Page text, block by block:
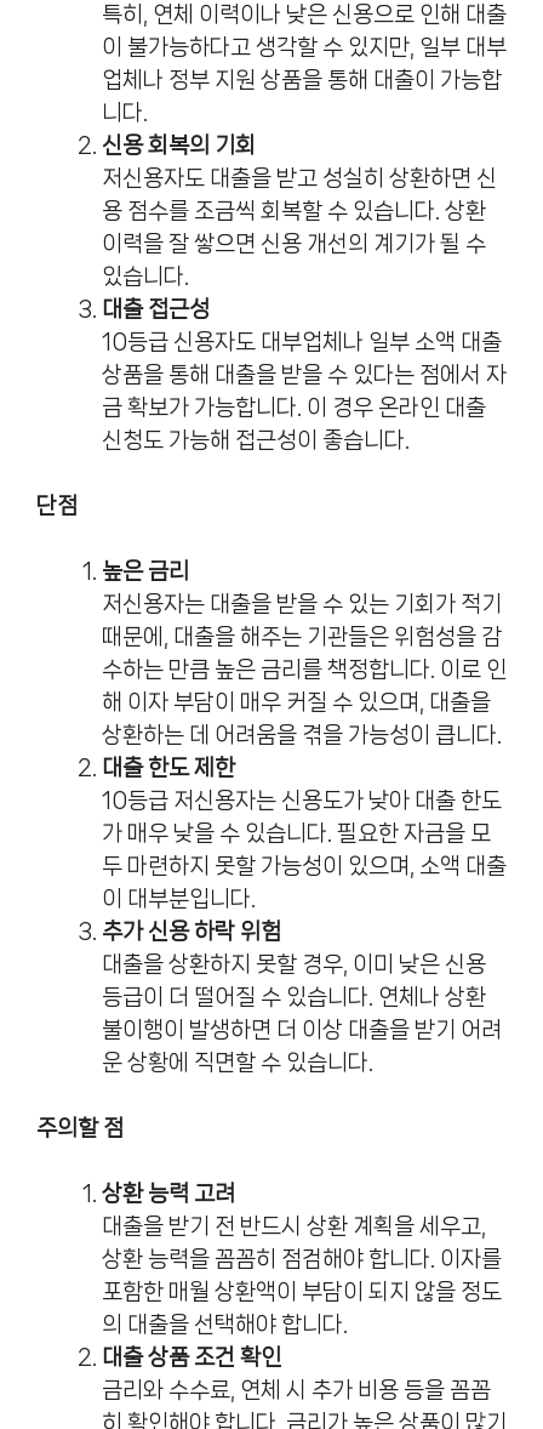
특히, 연체 이력이나 낮은 신용으로 인해 대출
이 불가능하다고 생각할 수 있지만, 일부 대부
업체나 정부 지원 상품을 통해 대출이 가능합
니다.
신용 회복의 기회
저신용자도 대출을 받고 성실히 상환하면 신
용 점수를 조금씩 회복할 수 있습니다. 상환
이력을 잘 쌓으면 신용 개선의 계기가 될 수
있습니다.
대출 접근성
10등급 신용자도 대부업체나 일부 소액 대출
상품을 통해 대출을 받을 수 있다는 점에서 자
금 확보가 가능합니다. 이 경우 온라인 대출
신청도 가능해 접근성이 좋습니다.
단점
높은 금리
저신용자는 대출을 받을 수 있는 기회가 적기
때문에, 대출을 해주는 기관들은 위험성을 감
수하는 만큼 높은 금리를 책정합니다. 이로 인
해 이자 부담이 매우 커질 수 있으며, 대출을
상환하는 데 어려움을 겪을 가능성이 큽니다.
대출 한도 제한
10등급 저신용자는 신용도가 낮아 대출 한도
가 매우 낮을 수 있습니다. 필요한 자금을 모
두 마련하지 못할 가능성이 있으며, 소액 대출
이 대부분입니다.
추가 신용 하락 위험
대출을 상환하지 못할 경우, 이미 낮은 신용
등급이 더 떨어질 수 있습니다. 연체나 상환
불이행이 발생하면 더 이상 대출을 받기 어려
운 상황에 직면할 수 있습니다.
주의할 점
상환 능력 고려
대출을 받기 전 반드시 상환 계획을 세우고,
상환 능력을 꼼꼼히 점검해야 합니다. 이자를
포함한 매월 상환액이 부담이 되지 않을 정도
의 대출을 선택해야 합니다.
대출 상품 조건 확인
금리와 수수료, 연체 시 추가 비용 등을 꼼꼼
히 확인해야 합니다. 금리가 높은 상품이 많기